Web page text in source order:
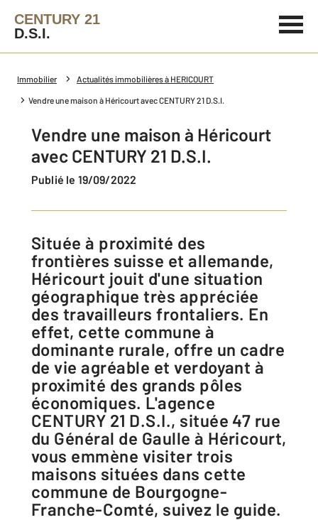
CENTURY 21
D.S.I.
Immobilier Actualités immobilières à HERICOURT
Vendre une maison à Héricourt avec CENTURY 21 D.S.I.
Vendre une maison à Héricourt
avec CENTURY 21 D.S.I.
Publié le 19/09/2022
Située à proximité des
frontières suisse et allemande,
Héricourt jouit d'une situation
géographique très appréciée
des travailleurs frontaliers. En
effet, cette commune à
dominante rurale, offre un cadre
de vie agréable et verdoyant à
proximité des grands pôles
économiques. L'agence
CENTURY 21 D.S.I., située 47 rue
du Général de Gaulle à Héricourt,
vous emmène visiter trois
maisons situées dans cette
commune de Bourgogne-
Franche-Comté, suivez le guide.